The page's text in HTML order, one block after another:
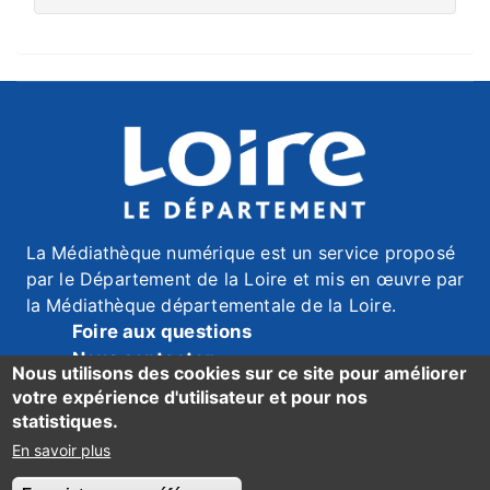
La Médiathèque numérique est un service proposé
par le Département de la Loire et mis en œuvre par
la Médiathèque départementale de la Loire.
Foire aux questions
Nous contacter
Mentions légales
Données personnelles
Accessibilité du site : mention de conformité ici
Nous utilisons des cookies sur ce site pour améliorer
votre expérience d'utilisateur et pour nos
statistiques.
En savoir plus